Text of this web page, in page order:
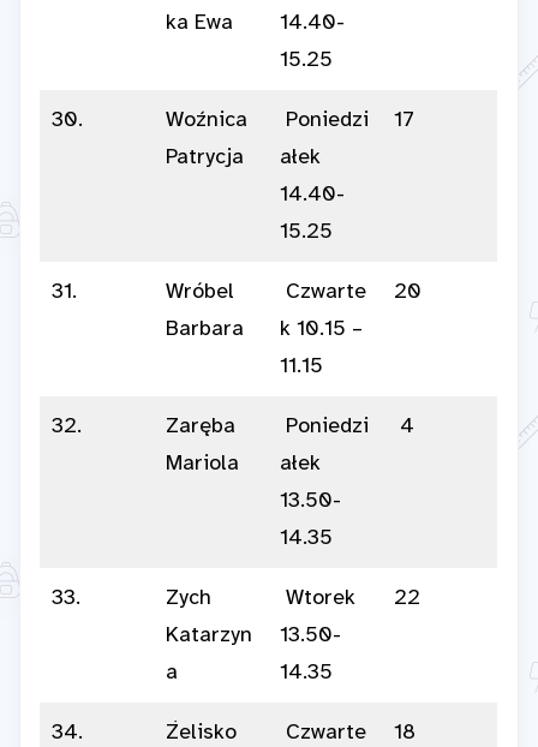
ka Ewa
14.40-
15.25
30.
Woźnica
Patrycja
Poniedzi
ałek
14.40-
15.25
17
31.
Wróbel
Barbara
Czwarte
k 10.15 –
11.15
20
32.
Zaręba
Mariola
Poniedzi
ałek
13.50-
14.35
4
33.
Zych
Katarzyn
a
Wtorek
13.50-
14.35
22
34.
Żelisko
Czwarte
18